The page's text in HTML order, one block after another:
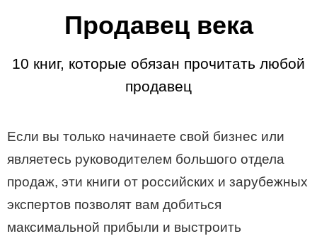
Продавец века
10 книг, которые обязан прочитать любой
продавец
Если вы только начинаете свой бизнес или
являетесь руководителем большого отдела
продаж, эти книги от российских и зарубежных
экспертов позволят вам добиться
максимальной прибыли и выстроить